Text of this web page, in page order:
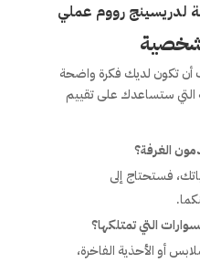
لدريسينج رووم عملي
أن تكون لديك فكرة واضحة
التي ستساعدك على تقييم
الغرفة؟
فستحتاج إلى
التي تمتلكها؟
أو الأحذية الفاخرة،